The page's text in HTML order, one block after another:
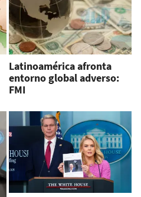
Latinoamérica afronta
entorno global adverso:
FMI